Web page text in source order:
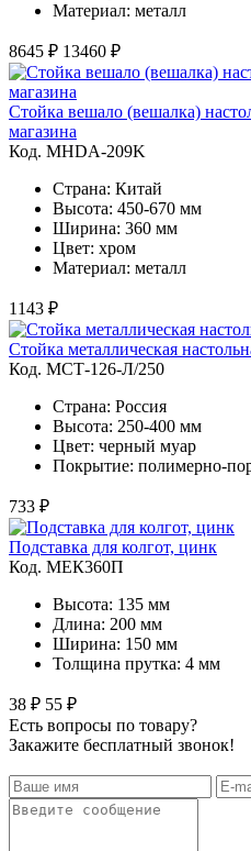
Материал: металл
8645 ₽ 13460 ₽
Стойка вешало (вешалка)
магазина
Код. MHDA-209K
Страна: Китай
Высота: 450-670 мм
Ширина: 360 мм
Цвет: хром
Материал: металл
1143 ₽
Стойка металлическая
Код. MСТ-126-Л/250
Страна: Россия
Высота: 250-400 мм
Цвет: черный муар
Покрытие: полимерно-
733 ₽
Подставка для колгот, цинк
Код. MЕК360П
Высота: 135 мм
Длина: 200 мм
Ширина: 150 мм
Толщина прутка: 4 мм
38 ₽ 55 ₽
Есть вопросы по товару?
Закажите бесплатный звонок!